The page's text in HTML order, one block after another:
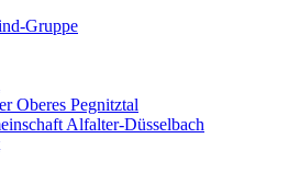
Gruppe
Oberes Pegnitztal
Alfalter-Düsselbach